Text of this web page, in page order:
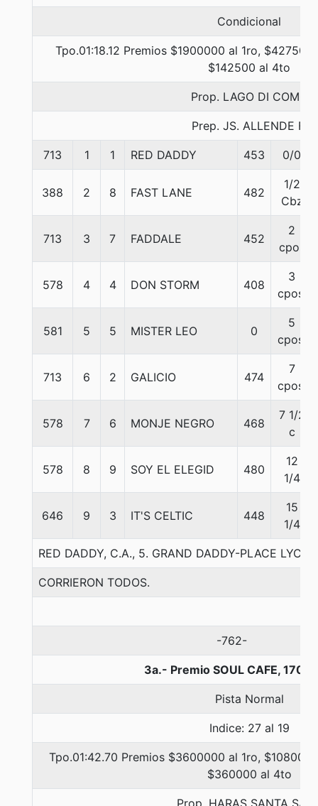
Condicional
Tpo.01:18.12 Premios $1900000 al 1ro,
$142500 al 4to
Prop. LAGO DI COMO
Prep. JS. ALLENDE F.
713 1 1 RED DADDY 453 0/0
388 2 8 FAST LANE 482
1/2
Cbz
713 3 7 FADDALE 452
2
cpos
578 4 4 DON STORM 408
3
cpos.
581 5 5 MISTER LEO 0
5
cpos.
713 6 2 GALICIO 474
7
cpos.
578 7 6 MONJE NEGRO 468
7 1/2
c
578 8 9 SOY EL ELEGID 480
12
1/4
646 9 3 IT'S CELTIC 448
15
1/4
RED DADDY, C.A., 5. GRAND DADDY-PLACE
CORRIERON TODOS.
-762-
3a.- Premio SOUL CAFE, 1700
Pista Normal
Indice: 27 al 19
Tpo.01:42.70 Premios $3600000 al 1ro,
$360000 al 4to
Prop. HARAS SANTA